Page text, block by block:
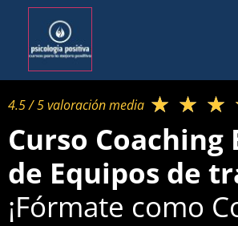
4.5 / 5 valoración media​ ★ ★ ★
Curso
de Equipos de
¡Fórmate como